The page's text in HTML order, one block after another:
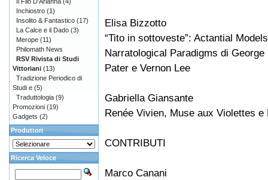
Elisa Bizzotto
“Tito in sottoveste”: Actantial
Narratological Paradigms di
Pater e Vernon Lee
Gabriella Giansante
Renée Vivien, Muse aux Violettes e
CONTRIBUTI
Marco Canani
Inchiostro (1)
Insolito & Fantastico (17)
La Calce e il Dado (3)
Merope (11)
Philomath News
RSV Rivista di Studi
Vittoriani (13)
Tradizione Periodico di
Studi e (5)
Traduttologia (9)
Promozioni (19)
Gadgets (2)
Produttori
Ricerca Veloce